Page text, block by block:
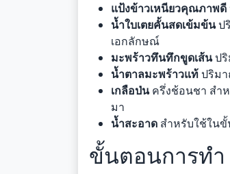
แป้งข้าวเหนียวคุณภาพดี
น้ำใบเตยคั้นสดเข้มข้นป
เอกลักษณ์
มะพร้าวทึนทึกขูดเส้นปริ
น้ำตาลมะพร้าวแท้ปริม
เกลือป่นครึ่งช้อนชา สำ
มา
น้ำสะอาด สำหรับใช้ใน
ขั้นตอนการทำ